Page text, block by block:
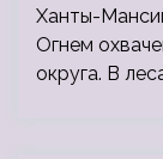
Ханты-
Огнем
округа. В